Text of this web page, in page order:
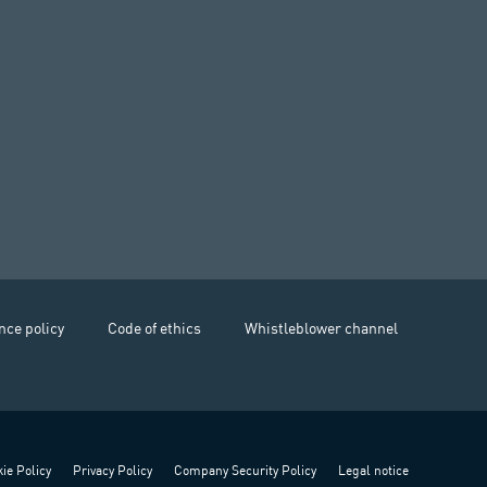
policy Code of ethics Whistleblower channel
Policy Privacy Policy Company Security Policy Legal notice